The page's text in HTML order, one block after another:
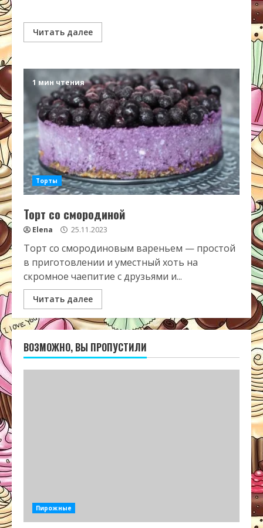
Читать далее
1 мин чтения
Торты
Торт со смородиной
Elena 25.11.2023
Торт со смородиновым вареньем — простой
в приготовлении и уместный хоть на
скромное чаепитие с друзьями и...
Читать далее
ВОЗМОЖНО, ВЫ ПРОПУСТИЛИ
Пирожные